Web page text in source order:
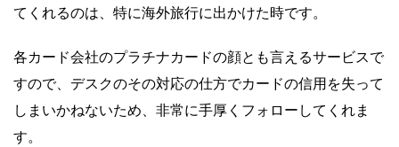
てくれるのは、特に海外旅行に出かけた時です。
各カード会社のプラチナカードの顔とも言えるサービスで
すので、デスクのその対応の仕方でカードの信用を失って
しまいかねないため、非常に手厚くフォローしてくれま
す。